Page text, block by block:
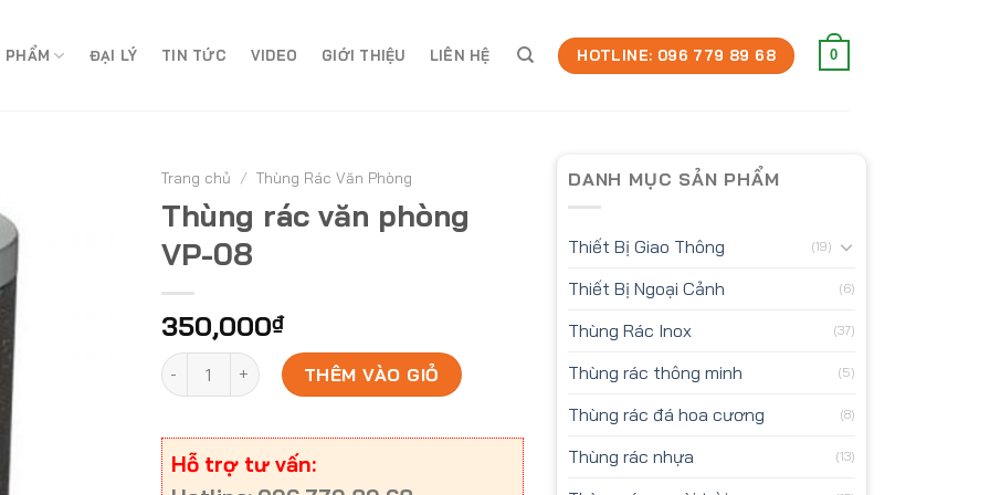
PHẨM ĐẠI LÝ TIN TỨC VIDEO GIỚI THIỆU LIÊN HỆ HOTLINE: 096 779 89 68 0
Trang chủ / Thùng Rác Văn Phòng
Thùng rác văn phòng
VP-08
350,000₫
Thùng rác văn phòng VP-08 số lượng
THÊM VÀO GIỎ
Hỗ trợ tư vấn:
DANH MỤC SẢN PHẨM
Thiết Bị Giao Thông (19)
Thiết Bị Ngoại Cảnh (6)
Thùng Rác Inox (37)
Thùng rác thông minh (5)
Thùng rác đá hoa cương (8)
Thùng rác nhựa (13)